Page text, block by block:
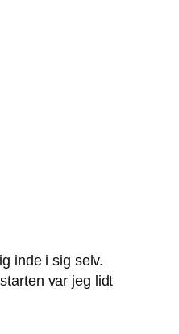
inde i sig selv.
var jeg lidt